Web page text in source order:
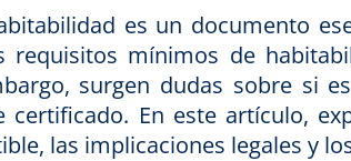
es un documento
requisitos mínimos de
surgen dudas sobre si
certificado. En este artículo,
las implicaciones legales y